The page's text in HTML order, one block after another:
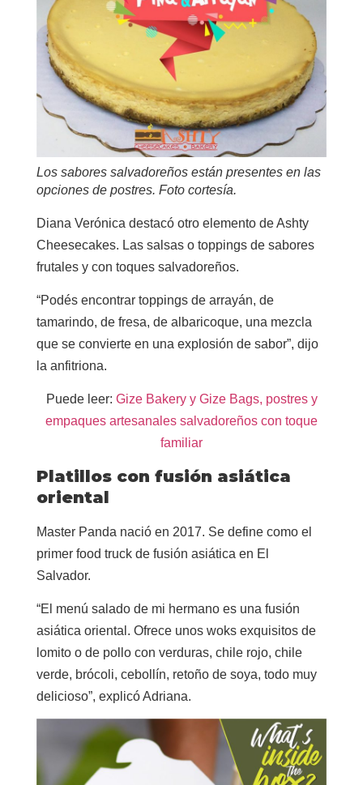
Los sabores salvadoreños están presentes en las
opciones de postres. Foto cortesía.
Diana Verónica destacó otro elemento de Ashty
Cheesecakes. Las salsas o toppings de sabores
frutales y con toques salvadoreños.
“Podés encontrar toppings de arrayán, de
tamarindo, de fresa, de albaricoque, una mezcla
que se convierte en una explosión de sabor”, dijo
la anfitriona.
Puede leer: Gize Bakery y Gize Bags, postres y
empaques artesanales salvadoreños con toque
familiar
Platillos con fusión asiática
oriental
Master Panda nació en 2017. Se define como el
primer food truck de fusión asiática en El
Salvador.
“El menú salado de mi hermano es una fusión
asiática oriental. Ofrece unos woks exquisitos de
lomito o de pollo con verduras, chile rojo, chile
verde, brócoli, cebollín, retoño de soya, todo muy
delicioso”, explicó Adriana.